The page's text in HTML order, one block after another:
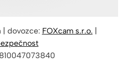
| dovozce: FOXcam s.r.o. |